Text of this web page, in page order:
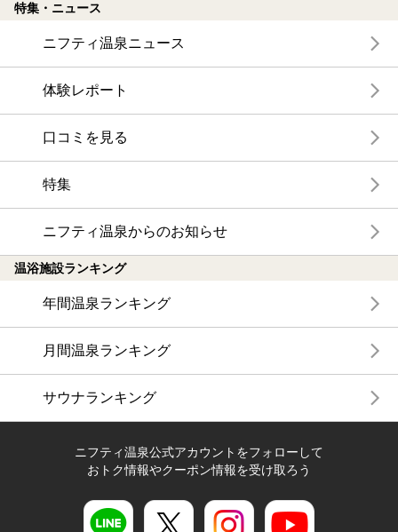
特集・ニュース
ニフティ温泉ニュース
体験レポート
口コミを見る
特集
ニフティ温泉からのお知らせ
温浴施設ランキング
年間温泉ランキング
月間温泉ランキング
サウナランキング
ニフティ温泉公式アカウントをフォローして
おトク情報やクーポン情報を受け取ろう